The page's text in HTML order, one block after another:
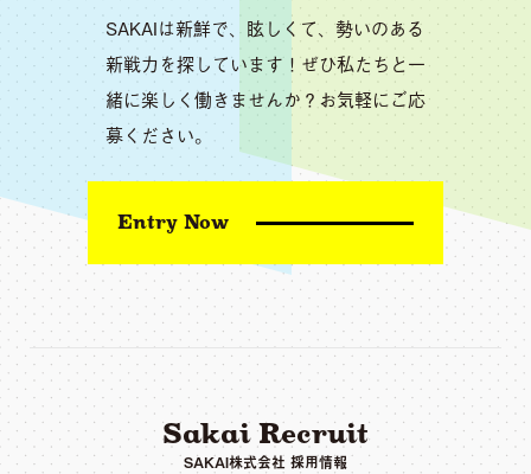
SAKAIは新鮮で、眩しくて、勢いのある
新戦力を探しています！ぜひ私たちと一
緒に楽しく働きませんか？お気軽にご応
募ください。
Entry Now
Sakai Recruit
SAKAI株式会社 採用情報